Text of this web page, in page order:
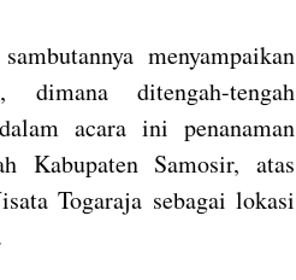
menyampaikan
ditengah-tengah
acara ini penanaman
Kabupaten Samosir, atas
Togaraja sebagai lokasi